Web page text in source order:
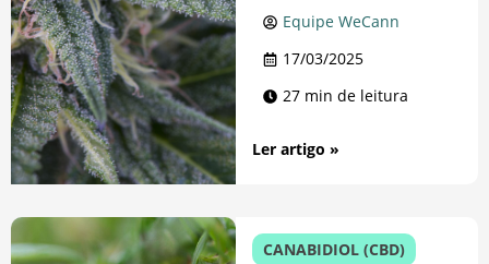
Equipe WeCann
17/03/2025
27 min de leitura
Ler artigo »
CANABIDIOL (CBD)